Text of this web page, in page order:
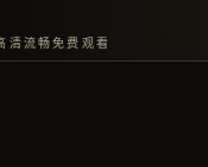
清流畅免费观看